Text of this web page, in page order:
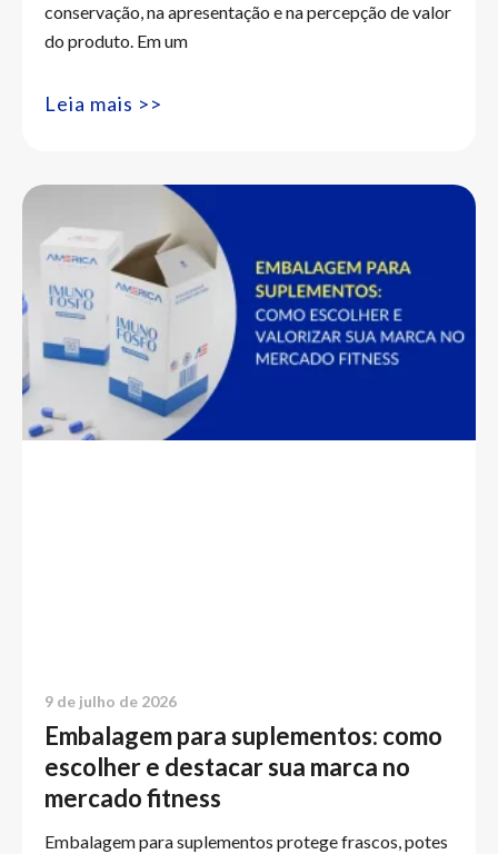
conservação, na apresentação e na percepção de valor
do produto. Em um
Leia mais >>
Embalagem para suplementos: como
escolher e destacar sua marca no
mercado fitness
9 de julho de 2026
Embalagem para suplementos protege frascos, potes